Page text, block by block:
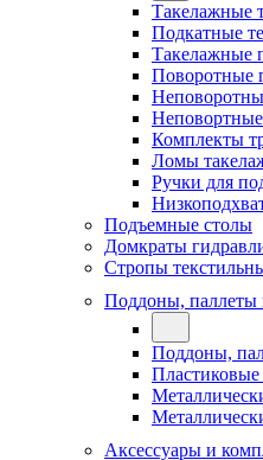
Такелажные
Подкатные
Такелажные
Поворотные
Комплекты
Ломы
Ручки для
Подъемные столы
Домкраты
Стропы
Поддоны, паллеты
Поддоны,
Аксессуары и